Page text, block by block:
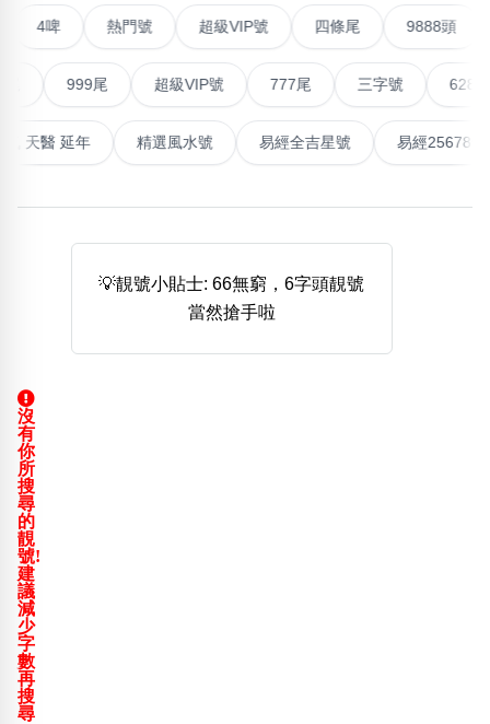
高級分類
基本分類
五行
易經六四卦象
熱門號 超級VIP號 四條尾 9888頭
999尾 超級VIP號 777尾 三字號 6288頭
能量生氣 天醫 延年 精選風水號 易經全吉星號 易經
💡靚號小貼士: 66無窮，6字頭靚號
當然搶手啦
沒
有
你
所
搜
尋
的
靚
號!
建
議
減
少
字
數
再
搜
尋